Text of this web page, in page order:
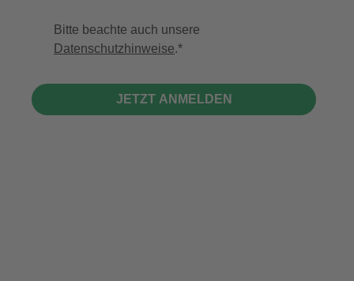
Bitte beachte auch unsere
Datenschutzhinweise.
JETZT ANMELDEN